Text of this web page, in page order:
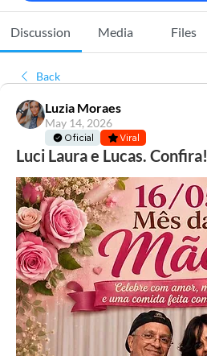
Discussion Media Files
Back
Luzia Moraes
May 14, 2026
Oficial Viral
Luci Laura e Lucas. Confira!